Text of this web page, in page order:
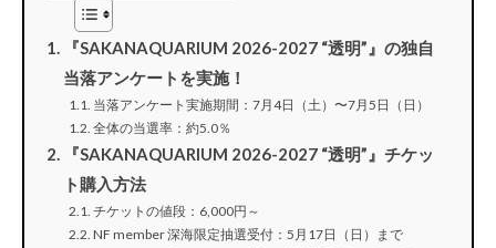
『SAKANAQUARIUM 2026-2027 “透明”』の独自
当落アンケートを実施！
当落アンケート実施期間：7月4日（土）〜7月5日（日）
全体の当選率：約5.0％
『SAKANAQUARIUM 2026-2027 “透明”』チケッ
ト購入方法
チケットの値段：6,000円～
NF member 深海限定抽選受付：5月17日（日）まで